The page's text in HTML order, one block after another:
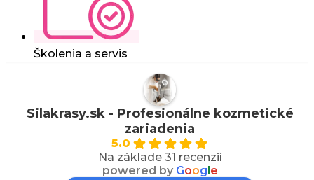
Školenia a servis
Silakrasy.sk - Profesionálne kozmetické
zariadenia
5.0
Na základe 31 recenzií
powered by Google